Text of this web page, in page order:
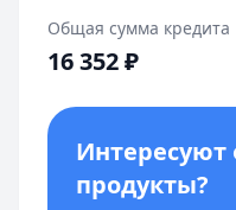
Общая сумма кредита
16 352₽
продукты?